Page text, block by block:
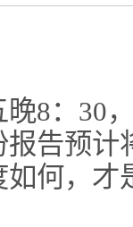
：30，
告预
何，